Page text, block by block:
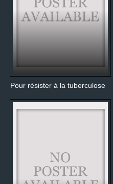
Pour résister à la tuberculose